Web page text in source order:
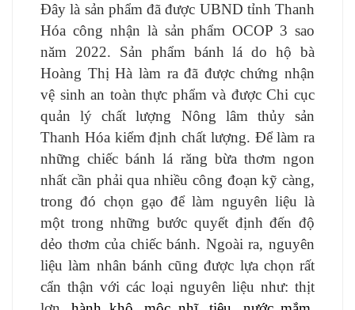
Đây là sản phẩm đã được UBND tỉnh Thanh
Hóa công nhận là sản phẩm OCOP 3 sao
năm 2022. Sản phẩm bánh lá do hộ bà
Hoàng Thị Hà làm ra đã được chứng nhận
vệ sinh an toàn thực phẩm và được Chi cục
quản lý chất lượng Nông lâm thủy sản
Thanh Hóa kiểm định chất lượng. Để làm ra
những chiếc bánh lá răng bừa thơm ngon
nhất cần phải qua nhiều công đoạn kỹ càng,
trong đó chọn gạo để làm nguyên liệu là
một trong những bước quyết định đến độ
dẻo thơm của chiếc bánh. Ngoài ra, nguyên
liệu làm nhân bánh cũng được lựa chọn rất
cẩn thận với các loại nguyên liệu như: thịt